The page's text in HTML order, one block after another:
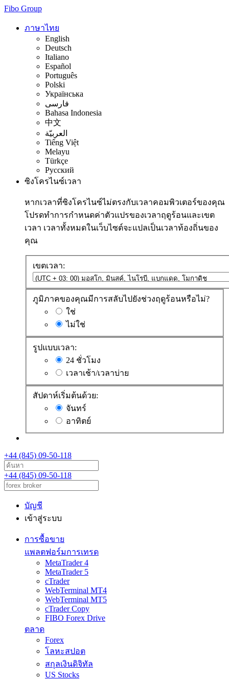
Fibo Group
ภาษาไทย
English
Deutsch
Italiano
Español
Português
Polski
Українська
فارسی
Bahasa Indonesia
中文
العربيّة
Tiếng Việt
Melayu
Türkçe
Русский
ซิงโครไนซ์เวลา
หากเวลาที่ซิงโครไนซ์ไม่ตรงกับเวลาคอมพิวเตอร์ของคุณ
โปรดทำการกำหนดค่าตัวแปรของเวลาฤดูร้อนและเขต
เวลา เวลาทั้งหมดในเว็บไซต์จะแปลเป็นเวลาท้องถิ่นของ
คุณ
เขตเวลา:
ภูมิภาคของคุณมีการสลับไปยังช่วงฤดูร้อนหรือไม่?
ใช่
ไม่ใช่
รูปแบบเวลา:
24 ชั่วโมง
เวลาเช้า/เวลาบ่าย
สัปดาห์เริ่มต้นด้วย:
จันทร์
อาทิตย์
+44 (845) 09-50-118
+44 (845) 09-50-118
บัญชี
เข้าสู่ระบบ
การซื้อขาย
แพลตฟอร์มการเทรด
MetaTrader 4
MetaTrader 5
cTrader
WebTerminal MT4
WebTerminal MT5
cTrader Copy
FIBO Forex Drive
ตลาด
Forex
โลหะสปอต
สกุลเงินดิจิทัล
US Stocks